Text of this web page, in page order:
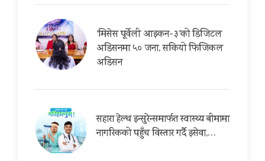
‘मिसेस पूर्वेली आइकन-३’को डिजिटल
अडिसनमा ५० जना, सकियो फिजिकल
अडिसन
सहारा हेल्थ इन्सुरेन्समार्फत स्वास्थ्य बीमामा
नागरिकको पहुँच विस्तार गर्दै इसेवा,…